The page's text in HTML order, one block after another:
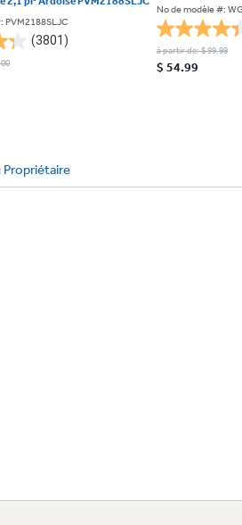
PVM2188SLJC
(3801)
No de modèle #:
4.4
étoile(s)
sur
à partir de: $ 99.99
$ 54.99